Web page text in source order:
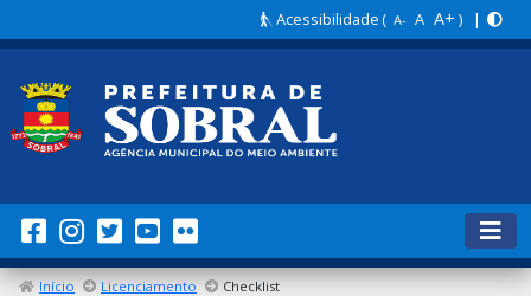
Acessibilidade( A- A A+ ) |
Início Licenciamento Checklist